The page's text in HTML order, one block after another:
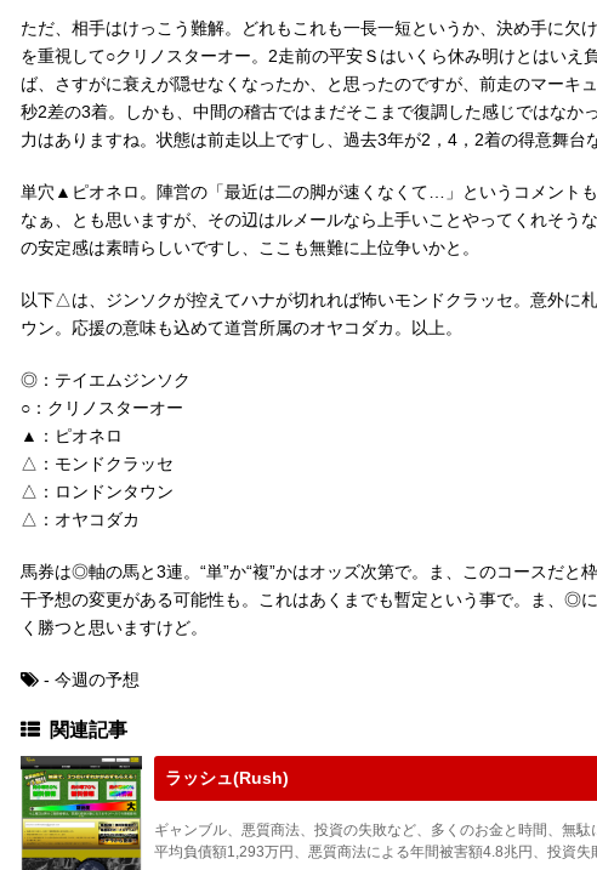
ただ、相手はけっこう難解。どれもこれも一長一短というか、決め手に欠
を重視して○クリノスターオー。2走前の平安Ｓはいくら休み明けとはいえ
ば、さすがに衰えが隠せなくなったか、と思ったのですが、前走のマーキ
秒2差の3着。しかも、中間の稽古ではまだそこまで復調した感じではなか
力はありますね。状態は前走以上ですし、過去3年が2，4，2着の得意舞台
単穴▲ピオネロ。陣営の「最近は二の脚が速くなくて…」というコメント
なぁ、とも思いますが、その辺はルメールなら上手いことやってくれそう
の安定感は素晴らしいですし、ここも無難に上位争いかと。
以下△は、ジンソクが控えてハナが切れれば怖いモンドクラッセ。意外に
ウン。応援の意味も込めて道営所属のオヤコダカ。以上。
◎：テイエムジンソク
○：クリノスターオー
▲：ピオネロ
△：モンドクラッセ
△：ロンドンタウン
△：オヤコダカ
馬券は◎軸の馬と3連。“単”か“複”かはオッズ次第で。ま、このコースだと
干予想の変更がある可能性も。これはあくまでも暫定という事で。ま、◎
く勝つと思いますけど。
- 今週の予想
関連記事
ラッシュ(Rush)
ギャンブル、悪質商法、投資の失敗など、多くのお金と時間、無
平均負債額1,293万円、悪質商法による年間被害額4.8兆円、投資